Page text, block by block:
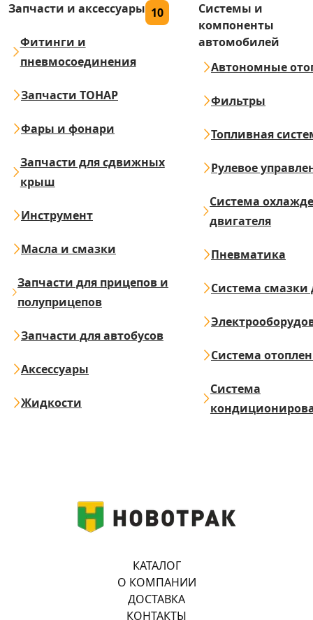
Запчасти и аксессуары 10
Фитинги и
пневмосоединения
Запчасти ТОНАР
Фары и фонари
Запчасти для сдвижных
крыш
Инструмент
Масла и смазки
Запчасти для прицепов и
полуприцепов
Запчасти для автобусов
Аксессуары
Жидкости
Системы и
компоненты
автомобилей
Автономные
Фильтры
Топливная
Рулевое
Система
двигателя
Пневматика
Система смазки
Система
Система
КАТАЛОГ
О КОМПАНИИ
ДОСТАВКА
КОНТАКТЫ